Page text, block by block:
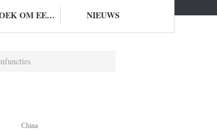
VERZOEK OM EEN CITAAT NIEUWS
China